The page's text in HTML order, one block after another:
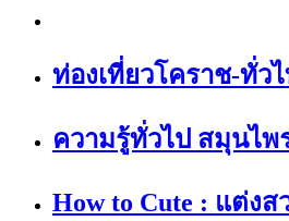
ท่องเที่ยวโคราช-ทั่ว
ความรู้ทั่วไป สมุนไพ
How to Cute : แต่งส